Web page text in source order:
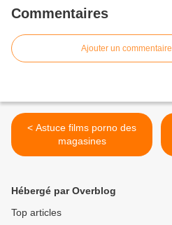
Commentaires
Ajouter un commentaire
< Astuce films porno des
magasines
Hébergé par Overblog
Top articles